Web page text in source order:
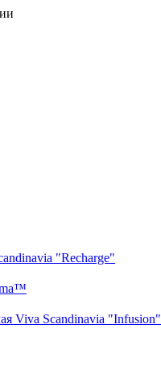
"Recharge"
Viva Scandinavia "Infusion"